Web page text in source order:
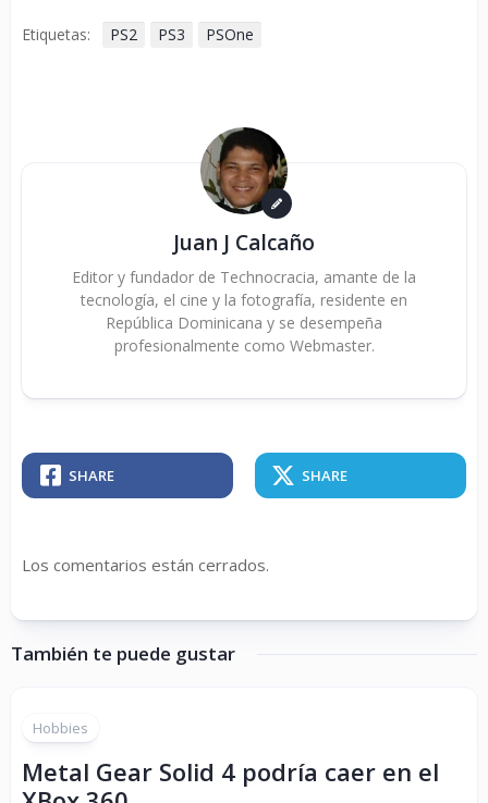
Etiquetas: PS2 PS3 PSOne
Juan J Calcaño
Editor y fundador de Technocracia, amante de la
tecnología, el cine y la fotografía, residente en
República Dominicana y se desempeña
profesionalmente como Webmaster.
SHARE SHARE
Los comentarios están cerrados.
También te puede gustar
Hobbies
Metal Gear Solid 4 podría caer en el